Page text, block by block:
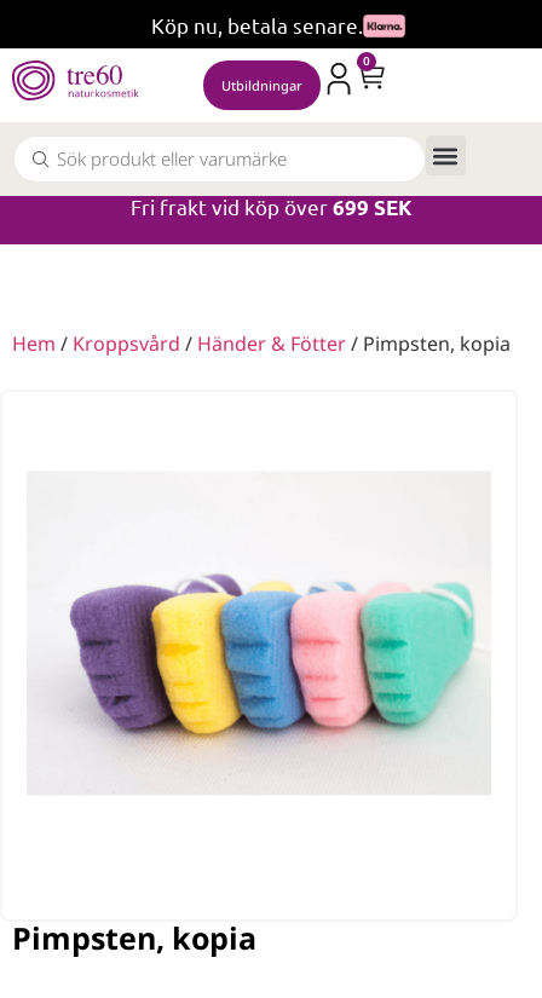
Köp nu, betala senare.
Utbildningar
0
Fri frakt vid köp över699 SEK
Hem / Kroppsvård / Händer & Fötter/ Pimpsten, kopia
Pimpsten, kopia